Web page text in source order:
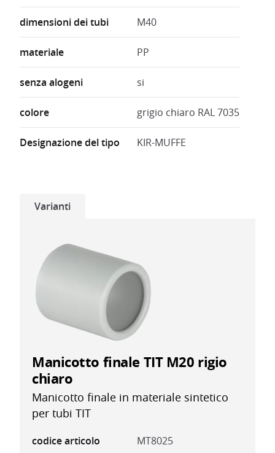
dimensioni dei tubi M40
materiale PP
senza alogeni si
colore grigio chiaro RAL 7035
Designazione del tipo KIR-MUFFE
Varianti
Manicotto finale TIT M20 rigio
chiaro
Manicotto finale in materiale sintetico
per tubi TIT
codice articolo
MT8025